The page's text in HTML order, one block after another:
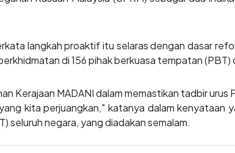
langkah proaktif itu selaras dengan dasar
di 156 pihak berkuasa tempatan (PBT)
Kerajaan MADANI dalam memastikan tadbir
kita perjuangkan," katanya dalam kenyataan
seluruh negara, yang diadakan semalam.